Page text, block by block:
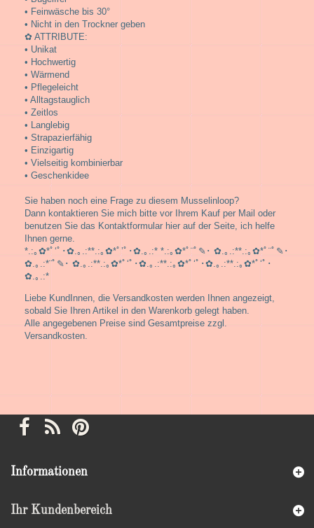
• Feinwäsche bis 30°
• Nicht in den Trockner geben
✿ ATTRIBUTE:
• Unikat
• Hochwertig
• Wärmend
• Pflegeleicht
• Alltagstauglich
• Zeitlos
• Langlebig
• Strapazierfähig
• Einzigartig
• Vielseitig kombinierbar
• Geschenkidee
Sie haben noch eine Frage zu diesem Musselinloop?
Dann kontaktieren Sie mich bitte vor Ihrem Kauf per Mail oder
benutzen Sie das Kontaktformular hier auf der Seite, ich helfe
Ihnen gerne.
*.:｡✿*ﾟ‘ﾟ･✿.｡.:**.:｡✿*ﾟ’ﾟ･✿.｡.:* *.:｡✿*ﾟ¨ﾟ✎･ ✿.｡.:**.:｡✿*ﾟ¨ﾟ✎･
✿.｡.:*¨ﾟ✎･ ✿.｡.:**.:｡✿*ﾟ‘ﾟ･✿.｡.:**.:｡✿*ﾟ‘ﾟ･✿.｡.:**.:｡✿*ﾟ‘ﾟ･
✿.｡.:*
Liebe KundInnen, die Versandkosten werden Ihnen angezeigt,
sobald Sie Ihren Artikel in den Warenkorb gelegt haben.
Alle angegebenen Preise sind Gesamtpreise zzgl.
Versandkosten.
Informationen
Ihr Kundenbereich